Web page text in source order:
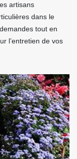
artisans
dans le
tout en
l’entretien de vos